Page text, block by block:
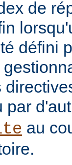
de
défini
par
au